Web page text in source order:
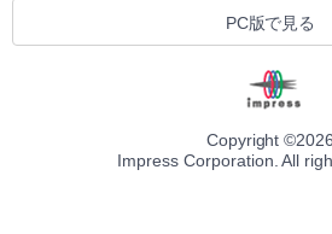
PC版で見る
Copyright ©2026
Impress Corporation. All